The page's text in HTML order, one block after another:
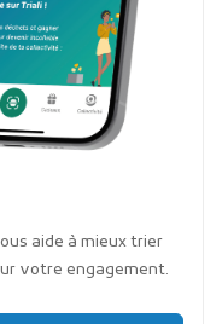
aide à mieux trier
votre engagement.